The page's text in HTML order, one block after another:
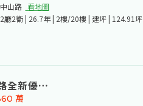
山路​ 看地圖
廳2衛 | 26.7年 | 2樓/20樓 | 建坪 | 124.91坪